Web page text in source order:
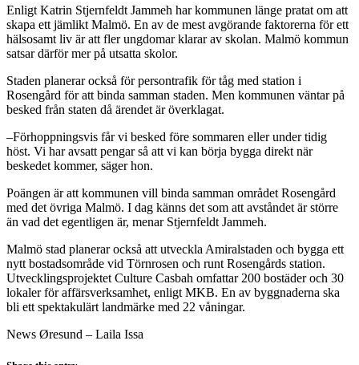
Enligt Katrin Stjernfeldt Jammeh har kommunen länge pratat om att
skapa ett jämlikt Malmö. En av de mest avgörande faktorerna för ett
hälsosamt liv är att fler ungdomar klarar av skolan. Malmö kommun
satsar därför mer på utsatta skolor.
Staden planerar också för persontrafik för tåg med station i
Rosengård för att binda samman staden. Men kommunen väntar på
besked från staten då ärendet är överklagat.
–Förhoppningsvis får vi besked före sommaren eller under tidig
höst. Vi har avsatt pengar så att vi kan börja bygga direkt när
beskedet kommer, säger hon.
Poängen är att kommunen vill binda samman området Rosengård
med det övriga Malmö. I dag känns det som att avståndet är större
än vad det egentligen är, menar Stjernfeldt Jammeh.
Malmö stad planerar också att utveckla Amiralstaden och bygga ett
nytt bostadsområde vid Törnrosen och runt Rosengårds station.
Utvecklingsprojektet Culture Casbah omfattar 200 bostäder och 30
lokaler för affärsverksamhet, enligt MKB. En av byggnaderna ska
bli ett spektakulärt landmärke med 22 våningar.
News Øresund – Laila Issa